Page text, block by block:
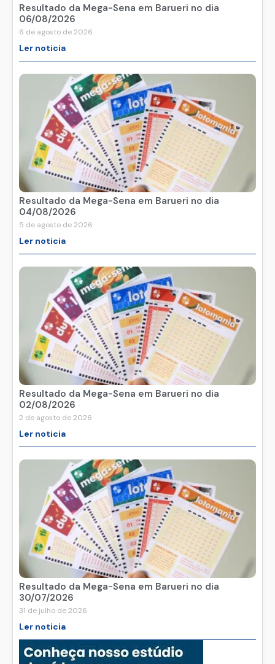
Resultado da Mega-Sena em Barueri no dia
06/08/2026
6 de agosto de 2026
Ler noticia
Resultado da Mega-Sena em Barueri no dia
04/08/2026
5 de agosto de 2026
Ler noticia
Resultado da Mega-Sena em Barueri no dia
02/08/2026
2 de agosto de 2026
Ler noticia
Resultado da Mega-Sena em Barueri no dia
30/07/2026
31 de julho de 2026
Ler noticia